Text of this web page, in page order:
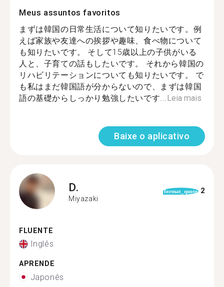
Meus assuntos favoritos
まずは韓国の日常生活について知りたいです。例
えば家族や友達への挨拶や趣味、食べ物について
も知りたいです。 そして15歳以上の子供がいる
人と、子育ての話もしたいです。 それから韓国の
リハビリテーションについても知りたいです。 で
も私はまだ韓国語が分からないので、まずは韓国
語の基礎からしっかり勉強したいです... Leia mais
Baixe o aplicativo
D.
Miyazaki
format_quote 2
FLUENTE
Inglês
APRENDE
Japonês